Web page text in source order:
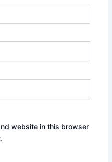
website in this browser